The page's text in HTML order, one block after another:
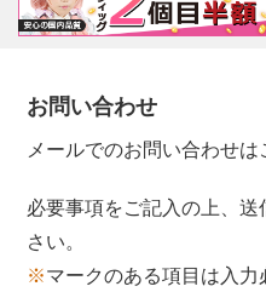
お問い合わせ
メールでのお問い合わせは
必要事項をご記入の上、
さい。
※マークのある項目は入力